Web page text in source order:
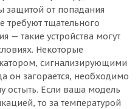
защитой от попадания
требуют тщательного
— такие устройства могут
Некоторые
сигнализирующими
он загорается, необходимо
остыть. Если ваша модель
то за температурой